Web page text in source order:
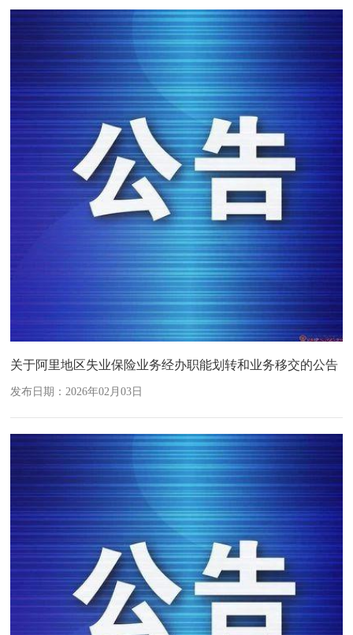
关于阿里地区失业保险业务经办职能划转和业务移交的公告
发布日期：2026年02月03日